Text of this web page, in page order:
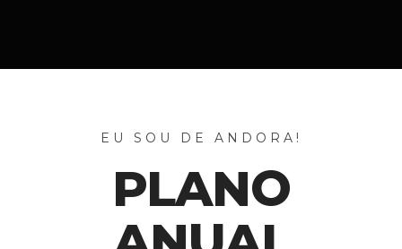
EU SOU DE ANDORA!
PLANO